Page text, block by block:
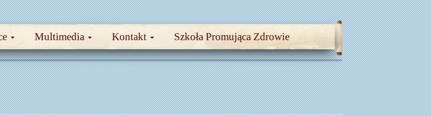
Multimedia Kontakt Szkoła Promująca Zdrowie